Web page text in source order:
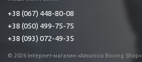
+38 (067) 448-80-08
+38 (050) 499-75-75
+38 (093) 072-49-35
© 2026 Інтернет-магазин «Amunicia Boxing Shop»